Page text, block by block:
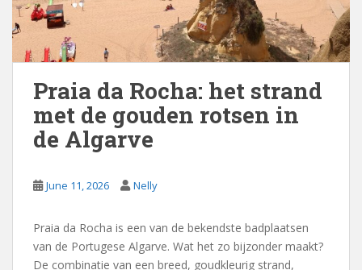
Praia da Rocha: het strand
met de gouden rotsen in
de Algarve
June 11, 2026 Nelly
Praia da Rocha is een van de bekendste badplaatsen
van de Portugese Algarve. Wat het zo bijzonder maakt?
De combinatie van een breed, goudkleurig strand,